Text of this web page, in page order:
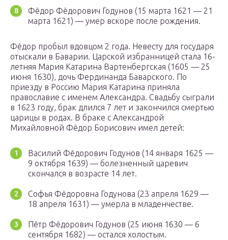
Фёдор Фёдорович Годунов (15 марта 1621 — 21
марта 1621) — умер вскоре после рождения.
Фёдор пробыл вдовцом 2 года. Невесту для государя
отыскали в Баварии. Царской избранницей стала 16-
летняя Мария Катарина Вартенбергская (1605 — 25
июня 1630), дочь Фердинанда Баварского. По
приезду в Россию Мария Катарина приняла
православие с именем Александра. Свадьбу сыграли
в 1623 году, брак длился 7 лет и закончился смертью
царицы в родах. В браке с Александрой
Михайловной Фёдор Борисович имел детей:
Василий Фёдорович Годунов (14 января 1625 —
9 октября 1639) — болезненный царевич
скончался в возрасте 14 лет.
Софья Фёдоровна Годунова (23 апреля 1629 —
18 апреля 1631) — умерла в младенчестве.
Пётр Фёдорович Годунов (25 июня 1630 — 6
сентября 1682) — остался холостым.